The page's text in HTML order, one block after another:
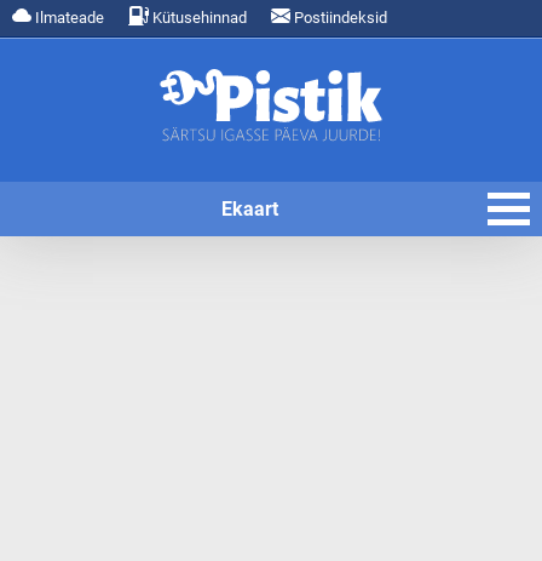
Ilmateade Kütusehinnad Postiindeksid
Ekaart